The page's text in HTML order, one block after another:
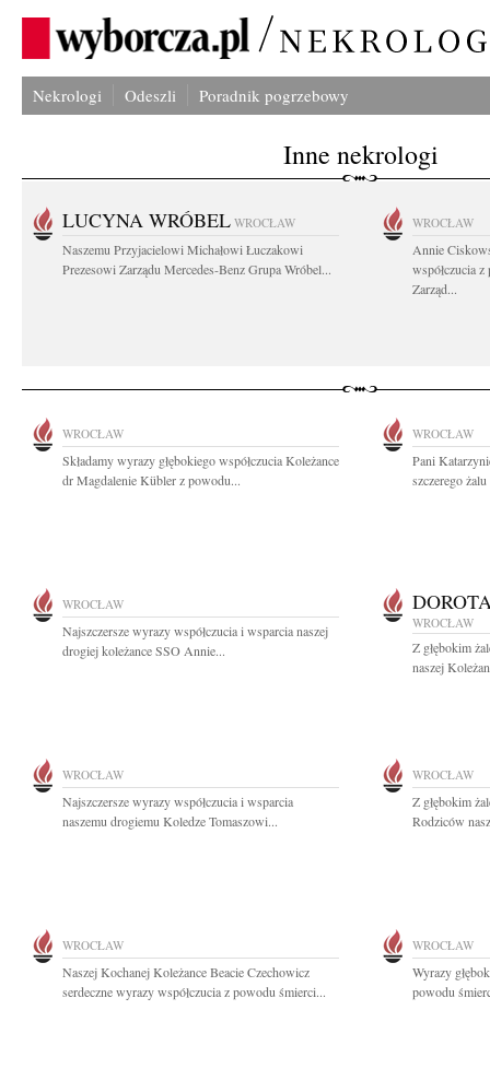
Nekrologi Odeszli Poradnik pogrzebowy
Inne nekrologi
LUCYNA WRÓBEL WROCŁAW
Naszemu Przyjacielowi Michałowi Łuczakowi
Prezesowi Zarządu Mercedes-Benz Grupa Wróbel...
WROCŁAW
Annie
współczucia
Zarząd...
WROCŁAW
Składamy wyrazy głębokiego współczucia Koleżance
dr Magdalenie Kübler z powodu...
WROCŁAW
Pani
szczerego
WROCŁAW
Najszczersze wyrazy współczucia i wsparcia naszej
drogiej koleżance SSO Annie...
WROCŁAW
Z głębokim
naszej
WROCŁAW
Najszczersze wyrazy współczucia i wsparcia
naszemu drogiemu Koledze Tomaszowi...
WROCŁAW
Z głębokim
Rodziców
WROCŁAW
Naszej Kochanej Koleżance Beacie Czechowicz
serdeczne wyrazy współczucia z powodu śmierci...
WROCŁAW
Wyrazy
powodu